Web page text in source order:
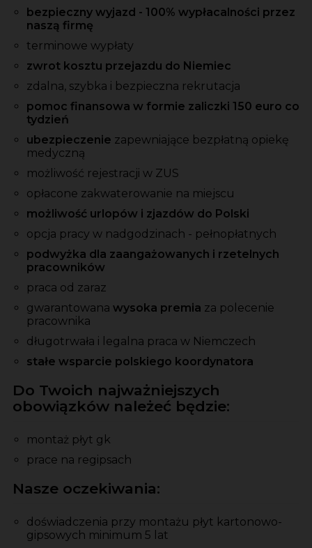
bezpieczny wyjazd - 100% wypłacalności przez
naszą firmę
terminowe wypłaty
zwrot kosztu przejazdu do Niemiec
zdalna, szybka i bezpieczna rekrutacja
pomoc finansowa w formie zaliczki 150 euro co
tydzień
ubezpieczenie zapewniające bezpłatną opiekę
medyczną
możliwość rejestracji w ZUS
opłacone zakwaterowanie na miejscu
możliwość urlopów i zjazdów do Polski
opcja pracy w nadgodzinach - pełnopłatnych
podwyżka dla zaangażowanych i rzetelnych
pracowników
praca od zaraz
gwarantowana wysoka premia za polecenie
pracownika
długotrwała i legalna praca w Niemczech
stałe wsparcie polskiego koordynatora
Do Twoich najważniejszych
obowiązków należeć będzie:
montaż płyt gk
prace na regipsach
Nasze oczekiwania:
doświadczenia przy montażu płyt kartonowo-
gipsowych minimum 5 lat